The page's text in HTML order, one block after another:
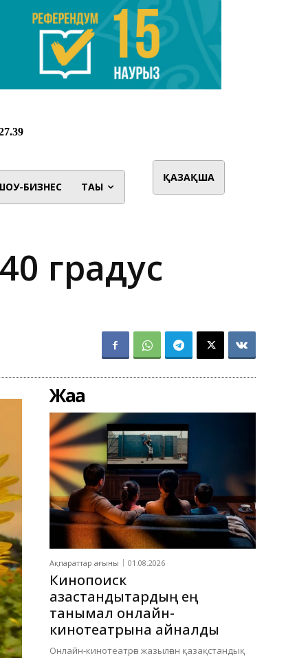
БИЗНЕС ТАҒЫ
ҚАЗАҚША
градус
Жаңа
Ақпараттар ағыны 01.08.2026
Кинопоиск
қазақстандықтардың ең
танымал онлайн-
кинотеатрына айналды
Онлайн-кинотеатрға жазылған қазақстандық